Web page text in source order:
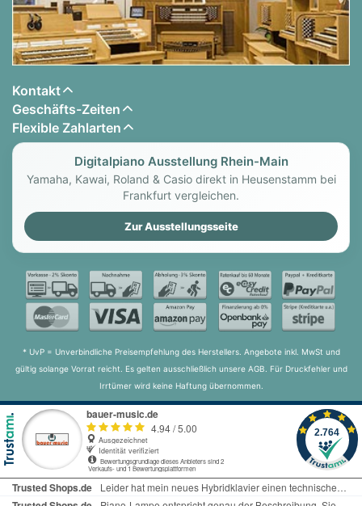
Kontakt
Geschäfts-Zeiten
Flexible Zahlarten
Digitalpiano Ausstellung Rhein-Main
Yamaha, Kawai, Roland & Casio direkt in Heusenstamm bei
Frankfurt vergleichen.
Zur Ausstellungsseite
* UvP = Unverbindliche Preisempfehlung des Herstellers. Angebote inkl. MwSt und
gültig solange Vorrat reicht. Es gelten ausschließlich unsere AGB. Für Druckfehler und
Irrtümer wird keine Haftung übernommen.